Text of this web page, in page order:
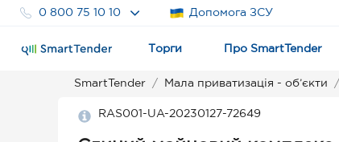
0 800 75 10 10 Допомога ЗСУ
Торги Про SmartTender
SmartTender Мала приватизація - об’єкти
RAS001-UA-20230127-72649